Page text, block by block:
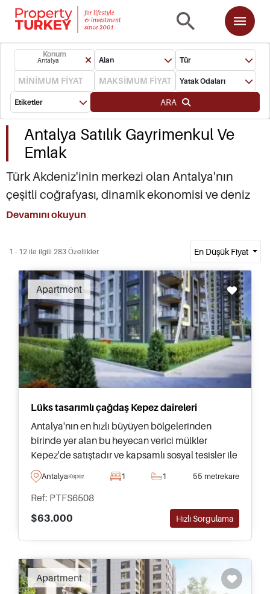
Konum
Antalya Alan Tür
Yatak Odaları
Etiketler ARA
Antalya Satılık Gayrimenkul Ve
Emlak
Türk Akdeniz'inin merkezi olan Antalya'nın
çeşitli coğrafyası, dinamik ekonomisi ve deniz
kenarındaki gayrimenkulü, bölgeyi Türk
haline getirdi. Konyaaltı'ndaki Antalya Emlakları
ve Lara Plajı'ndaki gayrimenkuller, yıl boyu
yaşamak için idealdir ve yatırım için
mükemmeldir. Antalya Şehri'nin hızlı büyümesi,
sadece 2013 yılında şehrin nüfusunun on yıl
içinde iki katına çıkarak bir milyondan fazla
olmasını sağladı.
Devamını okuyun
1 - 12 ile ilgili 283 Özellikler En Düşük Fiyat
Apartment
Lüks tasarımlı çağdaş Kepez daireleri
Antalya'nın en hızlı büyüyen bölgelerinden
birinde yer alan bu heyecan verici mülkler
Kepez'de satıştadır ve kapsamlı sosyal tesisler ile
yerinde olanaklarla tam donanımlı mükemmel
bir kompleksin parçasıdır.
AntalyaKepez 1 1 55 metrekare
Ref: PTFS6508
$63.000
Hızlı Sorgulama
Apartment
Recommended